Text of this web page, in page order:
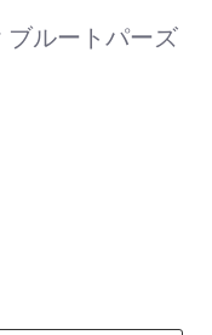
ブルートパーズ